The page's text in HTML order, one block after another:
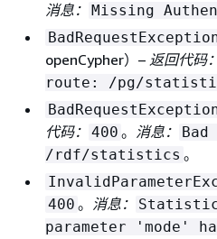
消息：
Missing
openCypher）– 返回代码：
route: /pg/
代码： 400 。 消息：
/rdf/statistics 。
400 。 消息：
parameter 'mode'